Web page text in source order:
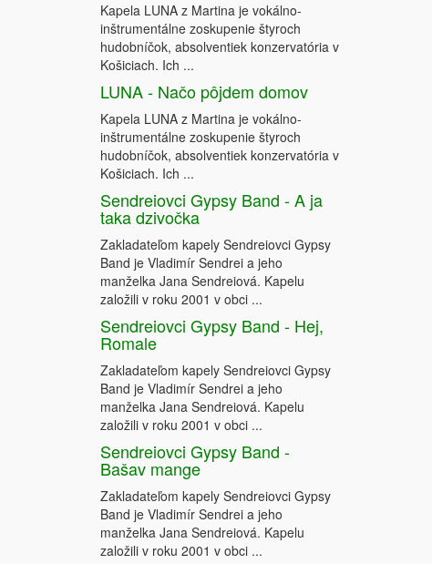
Kapela LUNA z Martina je vokálno-
inštrumentálne zoskupenie štyroch
hudobníčok, absolventiek konzervatória v
Košiciach. Ich ...
LUNA - Načo pôjdem domov
Kapela LUNA z Martina je vokálno-
inštrumentálne zoskupenie štyroch
hudobníčok, absolventiek konzervatória v
Košiciach. Ich ...
Sendreiovci Gypsy Band - A ja
taka dzivočka
Zakladateľom kapely Sendreiovci Gypsy
Band je Vladimír Sendrei a jeho
manželka Jana Sendreiová. Kapelu
založili v roku 2001 v obci ...
Sendreiovci Gypsy Band - Hej,
Romale
Zakladateľom kapely Sendreiovci Gypsy
Band je Vladimír Sendrei a jeho
manželka Jana Sendreiová. Kapelu
založili v roku 2001 v obci ...
Sendreiovci Gypsy Band -
Bašav mange
Zakladateľom kapely Sendreiovci Gypsy
Band je Vladimír Sendrei a jeho
manželka Jana Sendreiová. Kapelu
založili v roku 2001 v obci ...